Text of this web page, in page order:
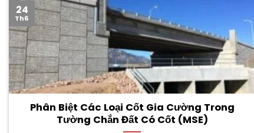
Phân Biệt Các Loại Cốt Gia Cường Trong
Tường Chắn Đất Có Cốt (MSE)
24
Th6